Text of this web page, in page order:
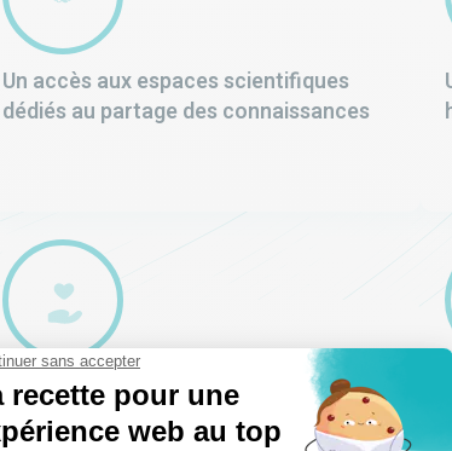
Un accès aux espaces scientifiques
dédiés au partage des connaissances
Des valeurs fortes incarnées au
quotidien par nos managers